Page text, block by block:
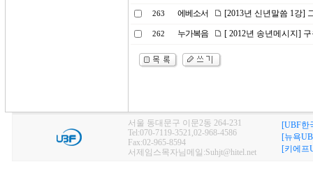
263 에베소서 [2013년 신년말씀 1강]
262 누가복음 [ 2012년 송년메시지]
서울 동대문구 이문2동 264-231
Tel:070-7119-3521,02-968-4586
Fax:02-965-8594
서제임스목자님메일:Suhjt@hitel.net
[UBF한
[뉴욕
[키에프